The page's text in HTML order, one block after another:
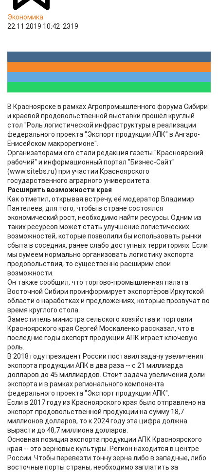
Экономика
22.11.2019 10:42 2319
В Красноярске в рамках Агропромышленного форума Сибири
и краевой продовольственной выставки прошёл круглый
стол "Роль логистической инфраструктуры в реализации
федерального проекта "Экспорт продукции АПК" в Ангаро-
Енисейском макрорегионе".
Организаторами его стали редакция газеты "Красноярский
рабочий" и информационный портал "Бизнес-Сайт"
(www.sitebs.ru) при участии Красноярского
государственного аграрного университета.
Расширить возможности края
Как отметил, открывая встречу, её модератор Владимир
Пантелеев, для того, чтобы в стране состоялся
экономический рост, необходимо найти ресурсы. Одним из
таких ресурсов может стать улучшение логистических
возможностей, которые позволили бы использовать рынки
сбыта в соседних, ранее слабо доступных территориях. Если
мы сумеем нормально организовать логистику экспорта
продовольствия, то существенно расширим свои
возможности.
Он также сообщил, что торгово-промышленная палата
Восточной Сибири проинформирует экспортёров Иркутской
области о наработках и предложениях, которые прозвучат во
время круглого стола.
Заместитель министра сельского хозяйства и торговли
Красноярского края Сергей Москаленко рассказал, что в
последние годы экспорт продукции АПК играет ключевую
роль.
В 2018 году президент России поставил задачу увеличения
экспорта продукции АПК в два раза -- с 21 миллиарда
долларов до 45 миллиардов. Стоит задача увеличения доли
экспорта и в рамках регионального компонента
федерального проекта "Экспорт продукции АПК".
Если в 2017 году из Красноярского края было отправлено на
экспорт продовольственной продукции на сумму 18,7
миллионов долларов, то к 2024 году эта цифра должна
вырасти до 48,7 миллиона долларов.
Основная позиция экспорта продукции АПК Красноярского
края -- это зерновые культуры. Регион находится в центре
России. Чтобы перевезти тонну зерна либо в западные, либо
восточные порты страны, необходимо заплатить за